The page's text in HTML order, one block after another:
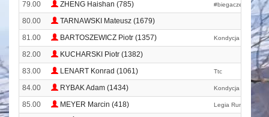
79.00 ZHENG Haishan (785) #biegacze
80.00
TARNAWSKI Mateusz (1679)
81.00
BARTOSZEWICZ Piotr (1357) Kondycja
82.00
KUCHARSKI Piotr (1382)
83.00
LENART Konrad (1061) Ttc
84.00 RYBAK Adam (1434) Kondycja
85.00 MEYER Marcin (418) Legia Run Club